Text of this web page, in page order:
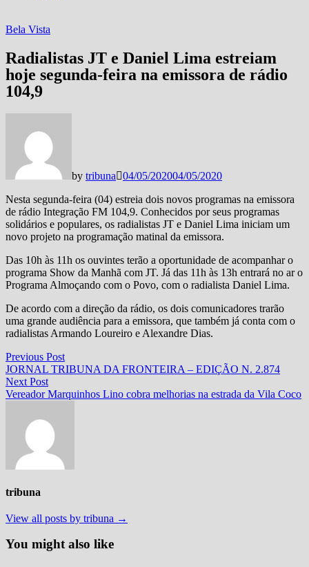
Bela Vista
Radialistas JT e Daniel Lima estreiam
hoje segunda-feira na emissora de rádio
104,9
by tribuna 04/05/202004/05/2020
Nesta segunda-feira (04) estreia dois novos programas na emissora
de rádio Integração FM 104,9. Conhecidos por seus programas
solidários e populares, os radialistas JT e Daniel Lima iniciam um
novo projeto na programação matinal da emissora.
Das 10h às 11h os ouvintes terão a oportunidade de acompanhar o
programa Show da Manhã com JT. Já das 11h às 13h entrará no ar o
Programa Almoçando com o Povo, com o radialista Daniel Lima.
De acordo com a direção da rádio, os dois comunicadores trarão
uma grande audiência para a emissora, que também já conta com o
radialistas Armando Loureiro e Alexandre Dias.
Navegação
de
Post
Previous PostPrevious
post:
JORNAL TRIBUNA DA FRONTEIRA – EDIÇÃO N. 2.874
Next PostNext
post:
Vereador Marquinhos Lino cobra melhorias na estrada da Vila Coco
tribuna
View all posts by tribuna →
You might also like